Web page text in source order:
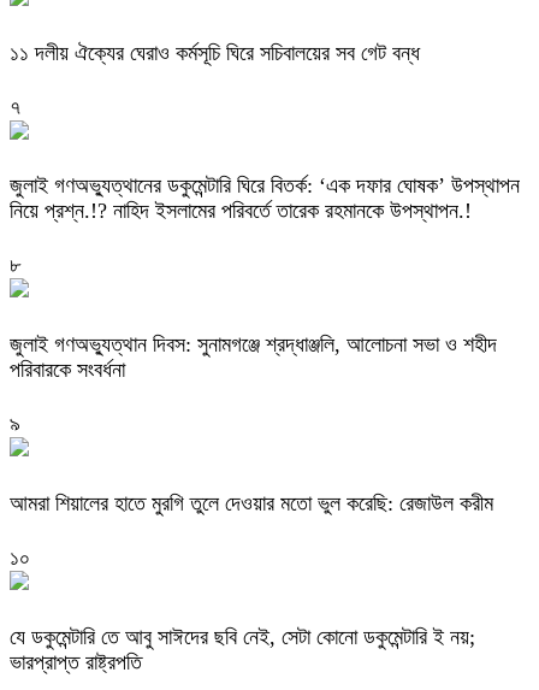
‎১১ দলীয় ঐক্যের ঘেরাও কর্মসূচি ঘিরে সচিবালয়ের সব গেট বন্ধ
৭
‎জুলাই গণঅভ্যুত্থানের ডকুমেন্টারি ঘিরে বিতর্ক: ‘এক দফার ঘোষক’ উপস্থাপন
নিয়ে প্রশ্ন.!? নাহিদ ইসলামের পরিবর্তে তারেক রহমানকে উপস্থাপন.!
৮
জুলাই গণঅভ্যুত্থান দিবস: সুনামগঞ্জে শ্রদ্ধাঞ্জলি, আলোচনা সভা ও শহীদ
পরিবারকে সংবর্ধনা
৯
‎আমরা শিয়ালের হাতে মুরগি তুলে দেওয়ার মতো ভুল করেছি: রেজাউল করীম
১০
যে ডকুমেন্টারি তে আবু সাঈদের ছবি নেই, সেটা কোনো ডকুমেন্টারি ই নয়;
ভারপ্রাপ্ত রাষ্ট্রপতি